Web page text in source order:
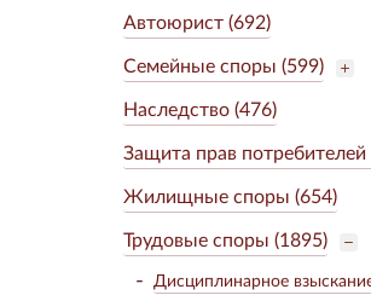
Автоюрист (692)
Семейные споры (599)
Наследство (476)
Защита прав потребителей
Жилищные споры (654)
Трудовые споры (1895)
Дисциплинарное